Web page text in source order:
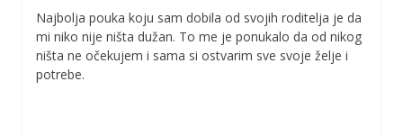
Najbolja pouka koju sam dobila od svojih roditelja je da
mi niko nije ništa dužan. To me je ponukalo da od nikog
ništa ne očekujem i sama si ostvarim sve svoje želje i
potrebe.